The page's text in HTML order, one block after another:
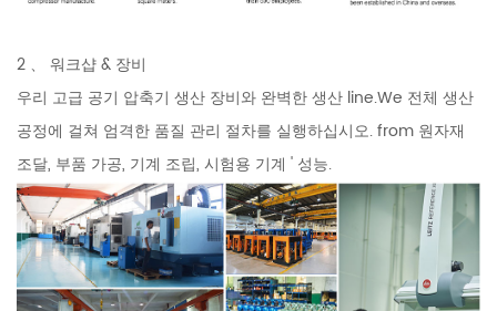
2 、 워크샵 & 장비
우리 고급 공기 압축기 생산 장비와 완벽한 생산 line.We 전체 생산
공정에 걸쳐 엄격한 품질 관리 절차를 실행하십시오. from 원자재
조달, 부품 가공, 기계 조립, 시험용 기계 ' 성능.